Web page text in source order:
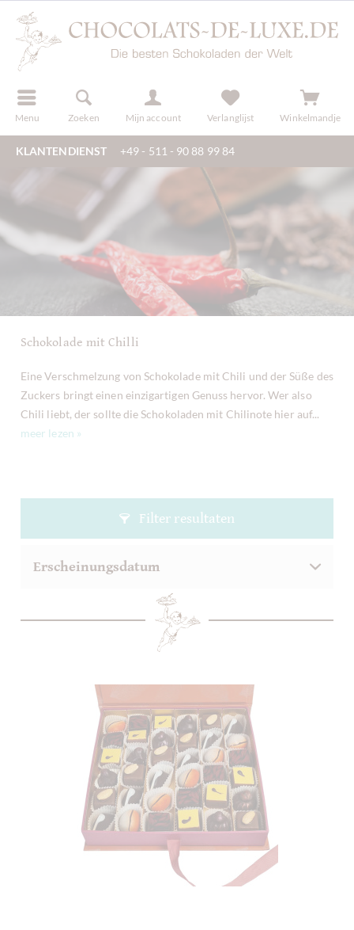
Menu Zoeken Mijn account
registreren Verlanglijst Winkelmandje
KLANTENDIENST +49 - 511 - 90 88 99 84
Schokolade mit Chilli
Eine Verschmelzung von Schokolade mit Chili und der Süße des
Zuckers bringt einen einzigartigen Genuss hervor. Wer also
Chili liebt, der sollte die Schokoladen mit Chilinote hier auf...
meer lezen »
Filter resultaten